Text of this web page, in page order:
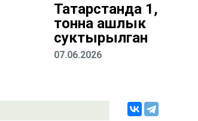
Татарстанда 1,38 млн
тонна ашлык
суктырылган
07.06.2026